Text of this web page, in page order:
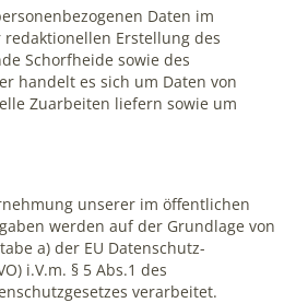
Daten im
Erstellung des
Schorfheide sowie des
handelt es sich um Daten von
Zuarbeiten liefern sowie um
unserer im öffentlichen
werden auf der Grundlage von
a) der EU Datenschutz-
i.V.m. § 5 Abs.1 des
verarbeitet.